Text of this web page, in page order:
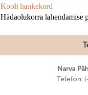
Kooli hankekord
Hädaolukorra lahendamise
Narva
Telefon: